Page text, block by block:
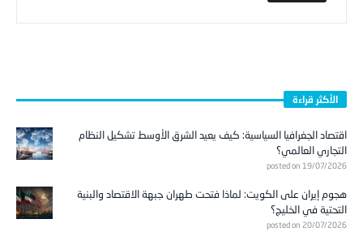
الأكثر قراءة
اقتصاد الجغرافيا السياسية: كيف يعيد الشرق الأوسط تشكيل النظام
التجاري العالمي؟
posted on 19/07/2026
هجوم إيران على الكويت: لماذا فتحت طهران جبهة الاقتصاد والبنية
التحتية في الخليج؟
posted on 20/07/2026